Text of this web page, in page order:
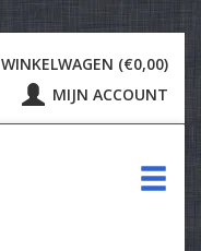
WINKELWAGEN (€0,00)
MIJN ACCOUNT